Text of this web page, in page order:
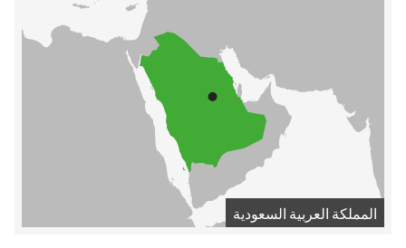
المملكة العربية السعودية